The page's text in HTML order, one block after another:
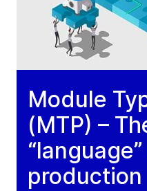
Module
(MTP) –
production